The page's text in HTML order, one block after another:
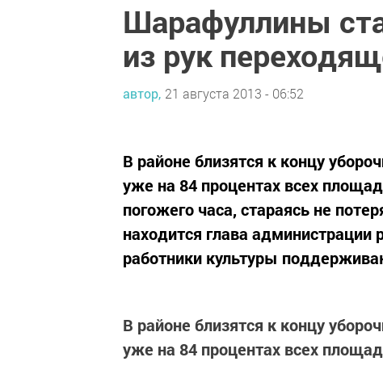
Шарафуллины
из рук
автор, 21 августа 2013 - 06:52
В районе близятся к концу
уже на 84 процентах всех
погожего часа, стараясь не
находится глава
работники культуры
В районе близятся к концу
уже на 84 процентах всех